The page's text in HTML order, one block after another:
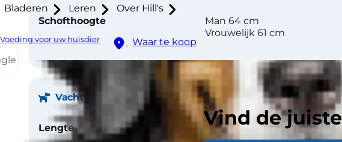
Bladeren Leren Over Hill's
Voeding voor uw huisdier
Waar te koop
Vind de
Schofthoogte
Man 64 cm
Vrouwelijk 61 cm
Vacht
Lengte Kort